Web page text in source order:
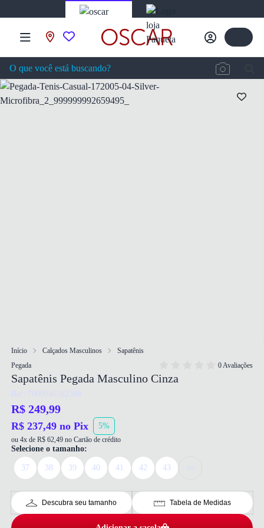
Início Calçados Masculinos
Sapatênis
Pegada
0 Avaliações
Sapatênis Pegada Masculino Cinza
Ref: 7909940382388
R$ 249,99
R$ 237,49 no Pix 5%
ou 4x de R$ 62,49 no Cartão de crédito
Selecione o tamanho:
37 38 39 40 41 42 43
Descubra seu tamanho Tabela de Medidas